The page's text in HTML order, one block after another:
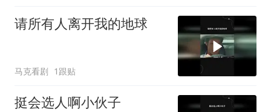
请所有人离开我的地球
马克看剧 1跟贴
挺会选人啊小伙子